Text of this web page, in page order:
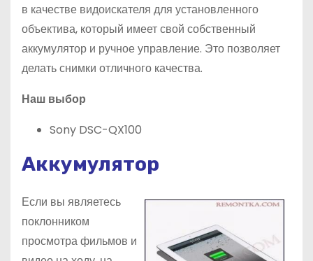
в качестве видоискателя для установленного
объектива, который имеет свой собственный
аккумулятор и ручное управление. Это позволяет
делать снимки отличного качества.
Наш выбор
Sony DSC-QX100
Аккумулятор
Если вы являетесь
поклонником
просмотра фильмов и